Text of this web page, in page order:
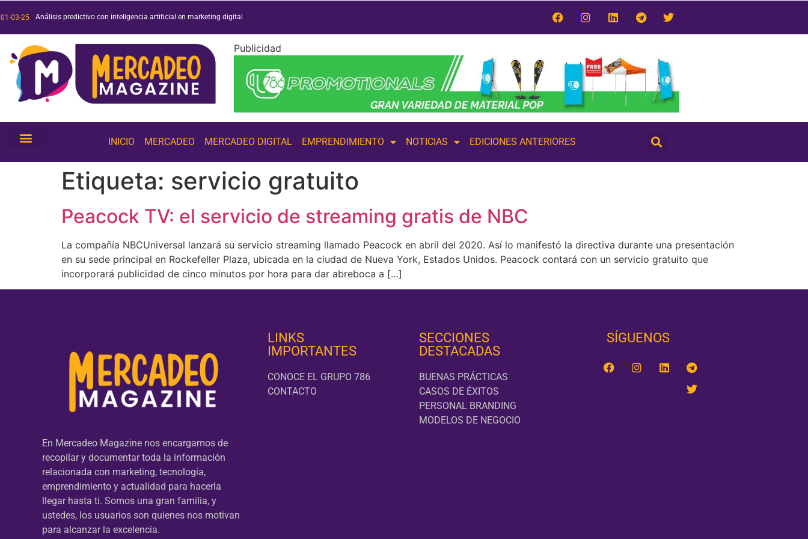
01-03-25 Análisis predictivo con inteligencia artificial en marketing digital
Duo o muerte: análisis de la exitosa campaña de Duolingo
Películas y series 2025: ¡conoce las más esperadas!
Tendencias de inteligencia artificial 2025: ¡conócelas!
Publicidad
INICIO MERCADEO MERCADEO DIGITAL EMPRENDIMIENTO NOTICIAS EDICIONES ANTERIORES
Etiqueta: servicio gratuito
Peacock TV: el servicio de streaming gratis de NBC
La compañía NBCUniversal lanzará su servicio streaming llamado Peacock en abril del 2020. Así lo manifestó la directiva durante una presentación
en su sede principal en Rockefeller Plaza, ubicada en la ciudad de Nueva York, Estados Unidos. Peacock contará con un servicio gratuito que
incorporará publicidad de cinco minutos por hora para dar abreboca a […]
En Mercadeo Magazine nos encargamos de
recopilar y documentar toda la información
relacionada con marketing, tecnología,
emprendimiento y actualidad para hacerla
llegar hasta ti. Somos una gran familia, y
ustedes, los usuarios son quienes nos motivan
para alcanzar la excelencia.
LINKS
IMPORTANTES
CONOCE EL GRUPO 786
CONTACTO
SECCIONES
DESTACADAS
BUENAS PRÁCTICAS
CASOS DE ÉXITOS
PERSONAL BRANDING
MODELOS DE NEGOCIO
SÍGUENOS‎